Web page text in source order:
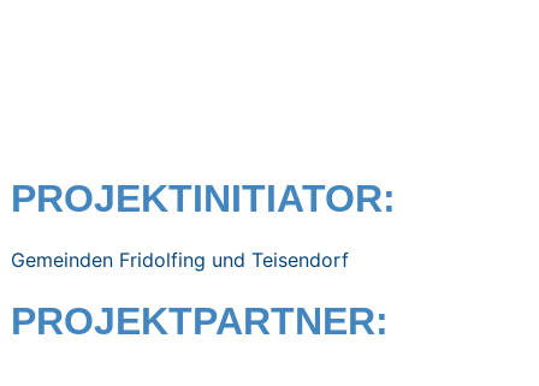
PROJEKTINITIATOR:
Gemeinden Fridolfing und Teisendorf
PROJEKTPARTNER: